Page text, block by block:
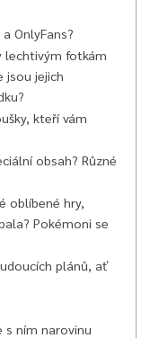
OnlyFans?
lechtivým fotkám
jsou jejich
kteří vám
obsah? Různé
oblíbené hry,
Pokémoni se
plánů, ať
s ním narovinu